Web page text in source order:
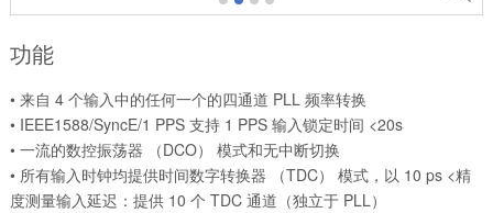
功能
• 来自 4 个输入中的任何一个的四通道 PLL 频率转换
• IEEE1588/SyncE/1 PPS 支持 1 PPS 输入锁定时间 <20s
• 一流的数控振荡器 （DCO） 模式和无中断切换
• 所有输入时钟均提供时间数字转换器 （TDC） 模式，以 10 ps <精
度测量输入延迟：提供 10 个 TDC 通道（独立于 PLL）